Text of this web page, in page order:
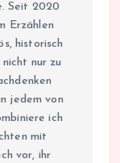
Seit 2020
Erzählen
historisch
nur zu
jedem von
ich
mit
vor, ihr